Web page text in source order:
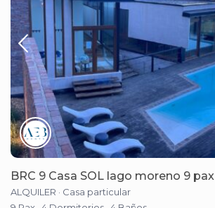
BRC 9 Casa SOL lago moreno 9 pax
ALQUILER · Casa particular